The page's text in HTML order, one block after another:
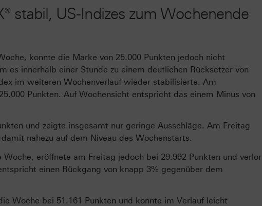
stabil, US-Indizes zum Wochenende
konnte die Marke von 25.000 Punkten jedoch nicht
es innerhalb einer Stunde zu einem deutlichen Rücksetzer von
im weiteren Wochenverlauf wieder stabilisierte. Am
Punkten. Auf Wochensicht entspricht das einem Minus von
und zeigte insgesamt nur geringe Ausschläge. Am Freitag
nahezu auf dem Niveau des Wochenstarts.
eröffnete am Freitag jedoch bei 29.992 Punkten und verlor
einen Rückgang von knapp 3% gegenüber dem
Woche bei 51.161 Punkten und konnte im Verlauf leicht